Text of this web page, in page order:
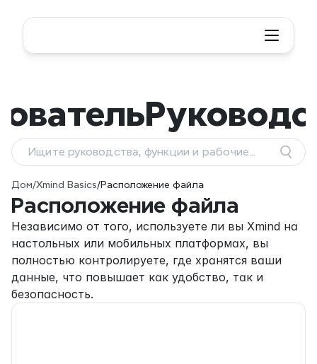
Дом/Xmind Basics/Расположение файла
Расположение файла
Независимо от того, используете ли вы Xmind на
настольных или мобильных платформах, вы
полностью контролируете, где хранятся ваши
данные, что повышает как удобство, так и
безопасность.
Ищите руководства, функции и рабочие
процессы